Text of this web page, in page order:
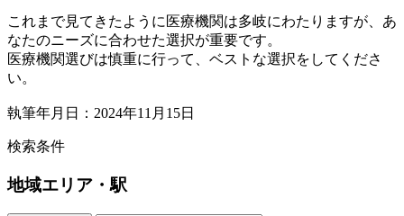
これまで見てきたように医療機関は多岐にわたりますが、あ
なたのニーズに合わせた選択が重要です。
医療機関選びは慎重に行って、ベストな選択をしてくださ
い。
執筆年月日：2024年11月15日
検索条件
地域エリア・駅